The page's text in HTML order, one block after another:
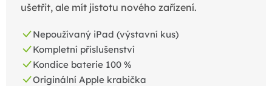
ušetřit, ale mít jistotu nového zařízení.
Nepoužívaný iPad (výstavní kus)
Kompletní příslušenství
Kondice baterie 100 %
Originální Apple krabička